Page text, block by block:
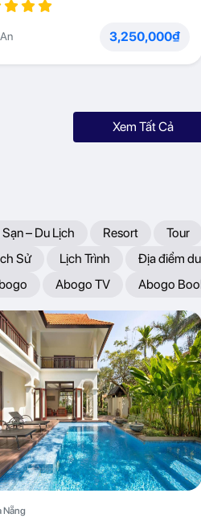
3,250,000₫
Xem Tất Cả
– Du Lịch Resort Tour
Sử Lịch Trình Địa điểm
Abogo TV Abogo
Nẵng